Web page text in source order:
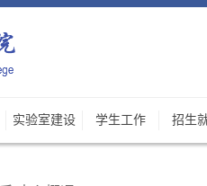
实验室建设 学生工作 招生